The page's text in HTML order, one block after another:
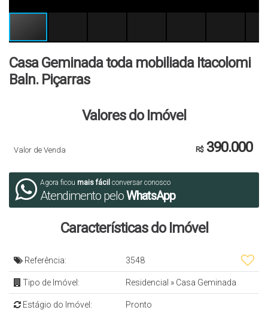
Casa Geminada toda mobiliada Itacolomi
Baln. Piçarras
Valores do Imóvel
R$390.000
Valor de Venda
Agora ficou mais fácil conversar conosco
Atendimento peloWhatsApp
Características do Imóvel
Referência: 3548
Tipo de Imóvel: Residencial » Casa Geminada
Estágio do Imóvel: Pronto